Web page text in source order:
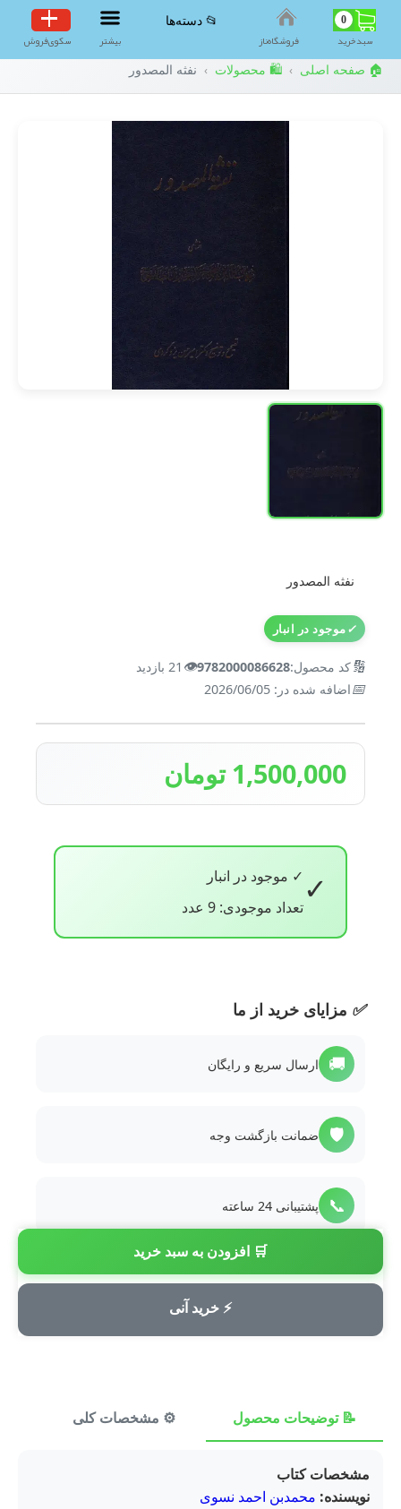
0
سبد‌خرید فروشگاه‌ناز
📂 دسته‌ها
بیشتر سکوی‌فروش
🏠 صفحه اصلی › 🛍️ محصولات › نفثه المصدور
نفثه المصدور
✓موجود در انبار
🔢کد محصول:9782000086628
👁️ 21 بازدید
📅اضافه شده در: 2026/06/05
1,500,000 تومان
✓ ✓ موجود در انبار
تعداد موجودی: 9 عدد
🛒 افزودن به سبد خرید
⚡ خرید آنی
✅ مزایای خرید از ما
🚚 ارسال سریع و رایگان
🛡️ ضمانت بازگشت وجه
📞 پشتیبانی 24 ساعته
💳 پرداخت امن
📝 توضیحات محصول ⚙️ مشخصات کلی
مشخصات کتاب
نویسنده: محمدبن احمد نسوی